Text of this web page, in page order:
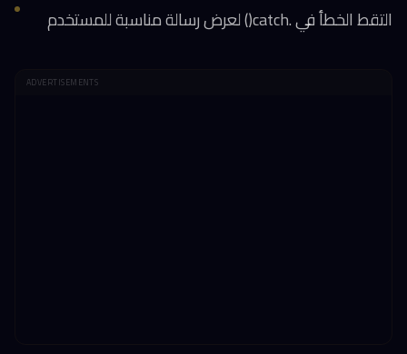
التقط الخطأ في .catch() لعرض رسالة مناسبة للمستخدم
ADVERTISEMENTS